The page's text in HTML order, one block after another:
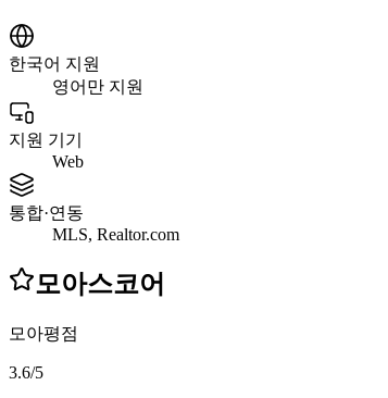
한국어 지원
영어만 지원
지원 기기
Web
통합·연동
MLS, Realtor.com
모아스코어
모아평점
3.6/5